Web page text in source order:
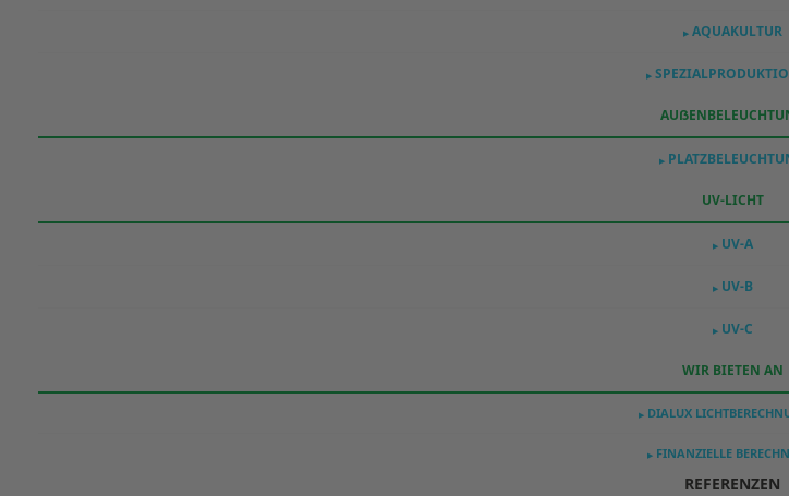
▶ AQUAKULTUR
▶
▶
UV-LICHT
▶ UV-A
▶ UV-B
▶ UV-C
WIR BIETEN AN
▶ DIALUX
▶ FINANZIELLE
REFERENZEN